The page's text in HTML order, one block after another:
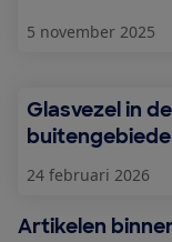
5 november 2025
Glasvezel in de
24 februari 2026
Artikelen